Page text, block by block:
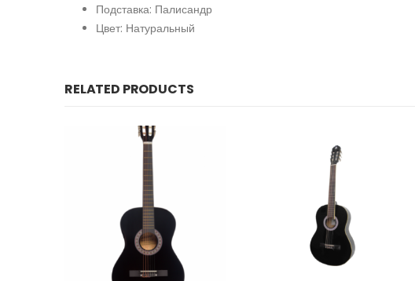
Подставка: Палисандр
Цвет: Натуральный
RELATED PRODUCTS